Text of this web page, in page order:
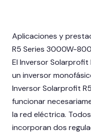
Aplicaciones y
R5 Series 3000W-
El Inversor
un inversor
Inversor Solarprofit
funcionar
la red eléctrica.
incorporan dos